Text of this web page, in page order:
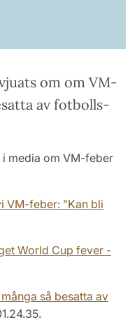
om om VM-
av fotbolls-
media om VM-feber
VM-feber: ”Kan bli
World Cup fever -
så besatta av